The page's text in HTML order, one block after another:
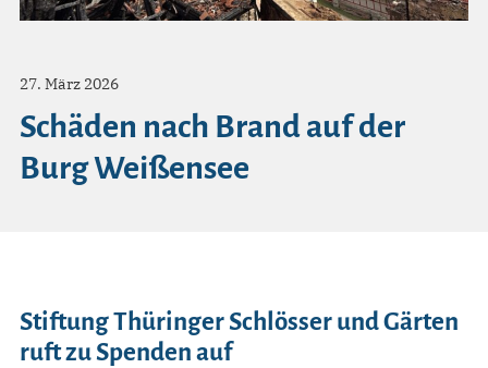
27. März 2026
Schäden nach Brand auf der
Burg Weißensee
Stiftung Thüringer Schlösser und Gärten
ruft zu Spenden auf